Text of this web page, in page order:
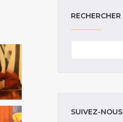
RECHERCHER
SUIVEZ-NOUS